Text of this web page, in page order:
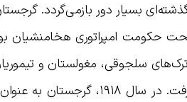
بسیار دور بازمی‌گردد.
حکومت امپراتوری هخامنشیان
نهایتاً روسیه قرار گرفت.